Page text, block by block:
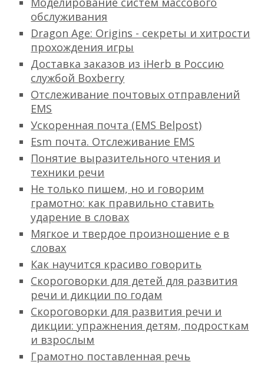
обслуживания
Dragon Age: Origins - секреты и хитрости
прохождения игры
Доставка заказов из iHerb в Россию
службой Boxberry
Отслеживание почтовых отправлений
EMS
Ускоренная почта (EMS Belpost)
Esm почта. Отслеживание EMS
Понятие выразительного чтения и
техники речи
Не только пишем, но и говорим
грамотно: как правильно ставить
ударение в словах
Мягкое и твердое произношение е в
словах
Как научится красиво говорить
Скороговорки для детей для развития
речи и дикции по годам
Скороговорки для развития речи и
дикции: упражнения детям, подросткам
и взрослым
Грамотно поставленная речь